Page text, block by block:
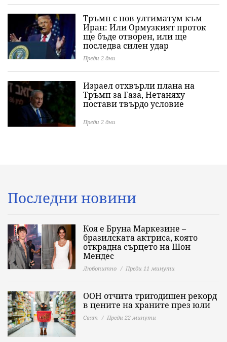
Тръмп с нов ултиматум към
Иран: Или Ормузкият проток
ще бъде отворен, или ще
последва силен удар
Преди 2 дни
Израел отхвърли плана на
Тръмп за Газа, Нетаняху
постави твърдо условие
Преди 2 дни
Последни новини
Коя е Бруна Маркезине –
бразилската актриса, която
открадна сърцето на Шон
Мендес
Любопитно Преди 11 минути
ООН отчита тригодишен рекорд
в цените на храните през юли
Свят Преди 22 минути